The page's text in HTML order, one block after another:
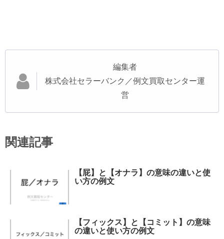
編集者
株式会社セラーバンク／例文買取センター運
営
関連記事
【屁】と【オナラ】の意味の違いと使
い方の例文
【フィックス】と【コミット】の意味
の違いと使い方の例文